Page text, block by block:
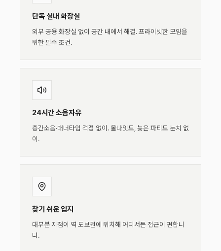
단독 실내 화장실
외부 공용 화장실 없이 공간 내에서 해결. 프라이빗한 모임을
위한 필수 조건.
24시간 소음자유
층간소음·매너타임 걱정 없이. 올나잇도, 늦은 파티도 눈치 없
이.
찾기 쉬운 입지
대부분 지점이 역 도보권에 위치해 어디서든 접근이 편합니
다.